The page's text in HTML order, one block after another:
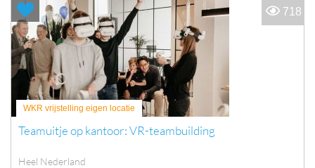
WKR vrijstelling eigen locatie
Teamuitje op kantoor: VR-teambuilding
Heel Nederland
718